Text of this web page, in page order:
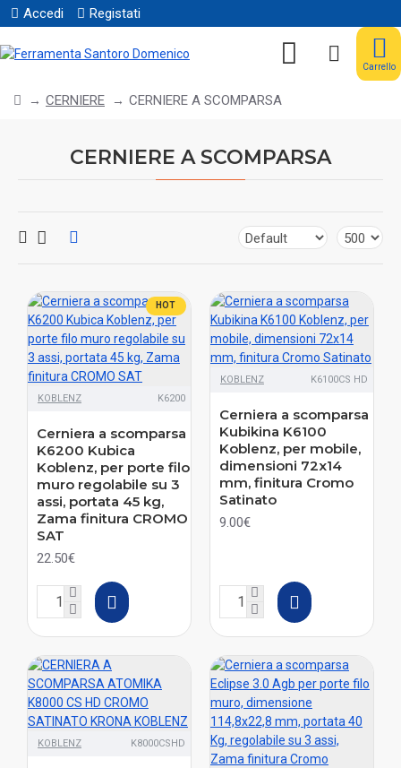
Accedi Registati
Carrello
CERNIERE CERNIERE A SCOMPARSA
CERNIERE A SCOMPARSA
HOT
KOBLENZ K6200
Cerniera a scomparsa
K6200 Kubica
Koblenz, per porte filo
muro regolabile su 3
assi, portata 45 kg,
Zama finitura CROMO
SAT
22.50€
KOBLENZ K6100CS HD
Cerniera a scomparsa
Kubikina K6100
Koblenz, per mobile,
dimensioni 72x14
mm, finitura Cromo
Satinato
9.00€
KOBLENZ K8000CSHD